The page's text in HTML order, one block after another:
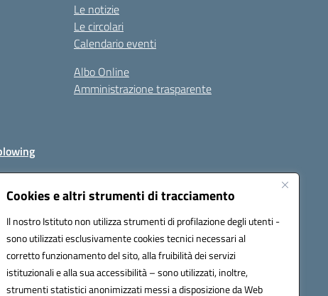
Cookies e altri strumenti di tracciamento
Il nostro Istituto non utilizza strumenti di profilazione degli utenti -
sono utilizzati esclusivamente cookies tecnici necessari al
corretto funzionamento del sito, alla fruibilità dei servizi
istituzionali e alla sua accessibilità – sono utilizzati, inoltre,
strumenti statistici anonimizzati messi a disposizione da Web
Le notizie
Le circolari
Calendario eventi
Albo Online
Amministrazione trasparente